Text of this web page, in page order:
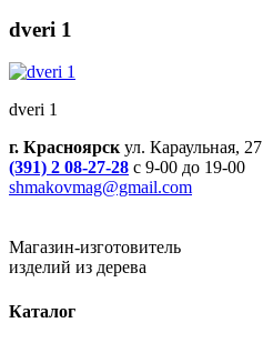
dveri 1
dveri 1
г. Красноярскул. Караульная, 27
(391) 2 08-27-28 с 9-00 до 19-00
shmakovmag@gmail.com
Магазин-изготовитель
изделий из дерева
Каталог